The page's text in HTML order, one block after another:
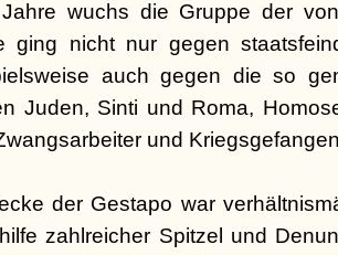
wuchs die Gruppe der
ging nicht nur gegen
auch gegen die so
Juden, Sinti und Roma,
und
der Gestapo war
zahlreicher Spitzel und